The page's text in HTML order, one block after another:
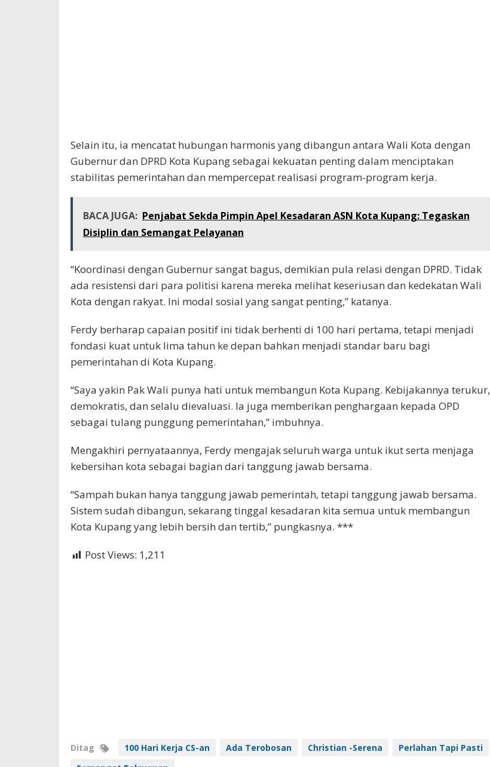
Selain itu, ia mencatat hubungan harmonis yang dibangun antara Wali Kota dengan
Gubernur dan DPRD Kota Kupang sebagai kekuatan penting dalam menciptakan
stabilitas pemerintahan dan mempercepat realisasi program-program kerja.
BACA JUGA: Penjabat Sekda Pimpin Apel Kesadaran ASN Kota Kupang: Tegaskan
Disiplin dan Semangat Pelayanan
“Koordinasi dengan Gubernur sangat bagus, demikian pula relasi dengan DPRD. Tidak
ada resistensi dari para politisi karena mereka melihat keseriusan dan kedekatan Wali
Kota dengan rakyat. Ini modal sosial yang sangat penting,” katanya.
Ferdy berharap capaian positif ini tidak berhenti di 100 hari pertama, tetapi menjadi
fondasi kuat untuk lima tahun ke depan bahkan menjadi standar baru bagi
pemerintahan di Kota Kupang.
“Saya yakin Pak Wali punya hati untuk membangun Kota Kupang. Kebijakannya terukur,
demokratis, dan selalu dievaluasi. Ia juga memberikan penghargaan kepada OPD
sebagai tulang punggung pemerintahan,” imbuhnya.
Mengakhiri pernyataannya, Ferdy mengajak seluruh warga untuk ikut serta menjaga
kebersihan kota sebagai bagian dari tanggung jawab bersama.
“Sampah bukan hanya tanggung jawab pemerintah, tetapi tanggung jawab bersama.
Sistem sudah dibangun, sekarang tinggal kesadaran kita semua untuk membangun
Kota Kupang yang lebih bersih dan tertib,” pungkasnya. ***
Post Views: 1,211
Ditag 100 Hari Kerja CS-an Ada Terobosan Christian -Serena
Perlahan Tapi Pasti